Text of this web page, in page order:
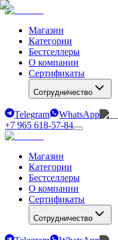
Магазин
Категории
Бестселлеры
О компании
Сертификаты
Сотрудничество
Telegram WhatsApp
+7 965 618-57-84
Магазин
Категории
Бестселлеры
О компании
Сертификаты
Сотрудничество